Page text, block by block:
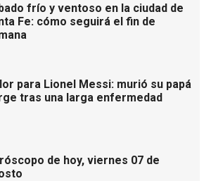
frío y ventoso en la ciudad de
Fe: cómo seguirá el fin de
para Lionel Messi: murió su papá
tras una larga enfermedad
de hoy, viernes 07 de